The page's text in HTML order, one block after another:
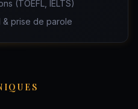
(TOEFL, IELTS)
& prise de parole